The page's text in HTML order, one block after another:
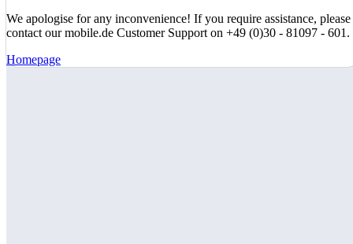
We apologise for any inconvenience! If you require assistance, please
contact our mobile.de Customer Support on +49 (0)30 - 81097 - 601.
Homepage